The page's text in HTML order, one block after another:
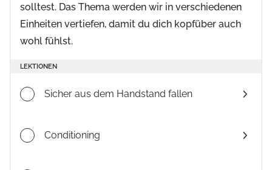
solltest. Das Thema werden wir in verschiedenen
Einheiten vertiefen, damit du dich kopfüber auch
wohl fühlst.
LEKTIONEN
Sicher aus dem Handstand fallen
Conditioning